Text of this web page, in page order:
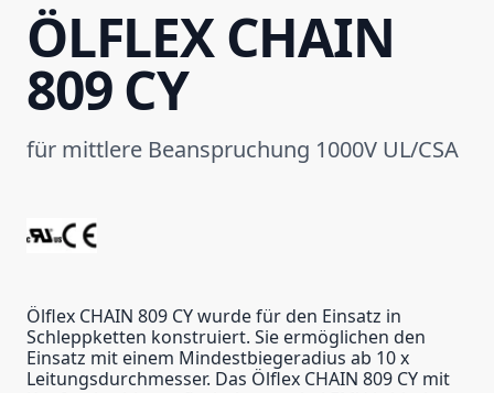
ÖLFLEX CHAIN
809 CY
für mittlere Beanspruchung 1000V UL/CSA
Ölflex CHAIN 809 CY wurde für den Einsatz in
Schleppketten konstruiert. Sie ermöglichen den
Einsatz mit einem Mindestbiegeradius ab 10 x
Leitungsdurchmesser. Das Ölflex CHAIN 809 CY mit